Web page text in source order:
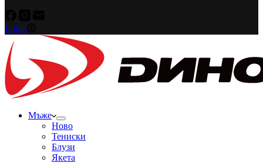
Login
Мъже
Ново
Тениски
Блузи
Якета